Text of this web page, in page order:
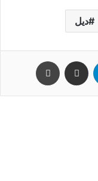
ﺩﻳﻞ
تيلقرام مشاركة عبر البريد